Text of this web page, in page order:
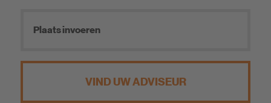
VIND UW ADVISEUR